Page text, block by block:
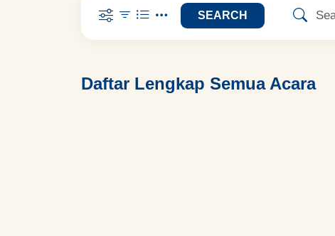
SEARCH
Daftar Lengkap Semua Acara